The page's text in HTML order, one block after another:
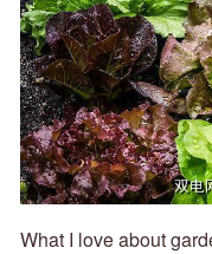
What I love about